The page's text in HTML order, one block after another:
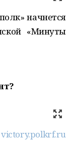
начнется
«Минуты
victory.polkrf.ru